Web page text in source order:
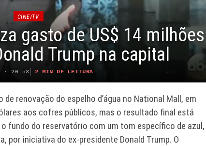
CINE/TV
gasto de US$ 14 milhões
Trump na capital
· 20:53 2 MIN DE LEITURA
de renovação do espelho d’água no National Mall, em
aos cofres públicos, mas o resultado final está
fundo do reservatório com um tom específico de azul,
por iniciativa do ex-presidente Donald Trump. O